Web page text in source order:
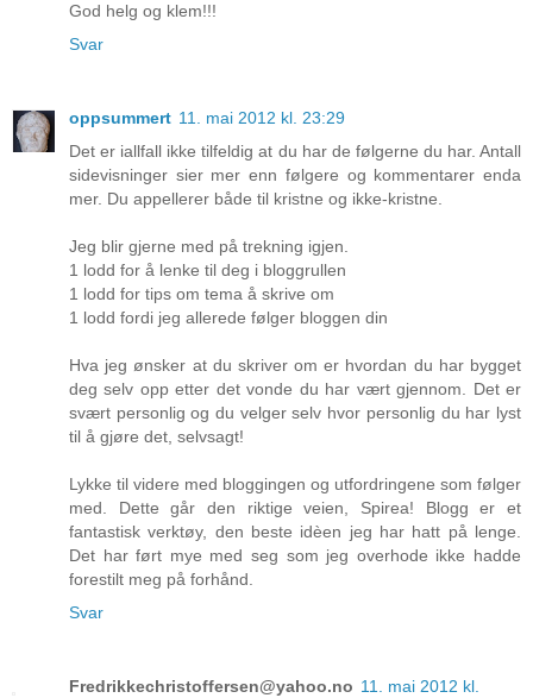
God helg og klem!!!
Svar
oppsummert 11. mai 2012 kl. 23:29
Det er iallfall ikke tilfeldig at du har de følgerne du har. Antall
sidevisninger sier mer enn følgere og kommentarer enda
mer. Du appellerer både til kristne og ikke-kristne.
Jeg blir gjerne med på trekning igjen.
1 lodd for å lenke til deg i bloggrullen
1 lodd for tips om tema å skrive om
1 lodd fordi jeg allerede følger bloggen din
Hva jeg ønsker at du skriver om er hvordan du har bygget
deg selv opp etter det vonde du har vært gjennom. Det er
svært personlig og du velger selv hvor personlig du har lyst
til å gjøre det, selvsagt!
Lykke til videre med bloggingen og utfordringene som følger
med. Dette går den riktige veien, Spirea! Blogg er et
fantastisk verktøy, den beste idèen jeg har hatt på lenge.
Det har ført mye med seg som jeg overhode ikke hadde
forestilt meg på forhånd.
Svar
Fredrikkechristoffersen@yahoo.no 11. mai 2012 kl.